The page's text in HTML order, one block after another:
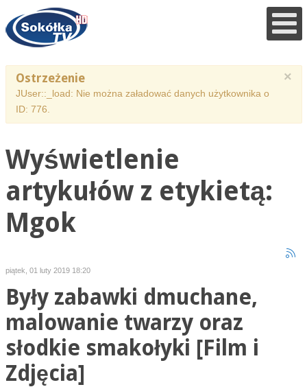
×
Ostrzeżenie
JUser::_load: Nie można załadować danych użytkownika o
ID: 776.
Wyświetlenie
artykułów z etykietą:
Mgok
piątek, 01 luty 2019 18:20
Były zabawki dmuchane,
malowanie twarzy oraz
słodkie smakołyki [Film i
Zdjęcia]